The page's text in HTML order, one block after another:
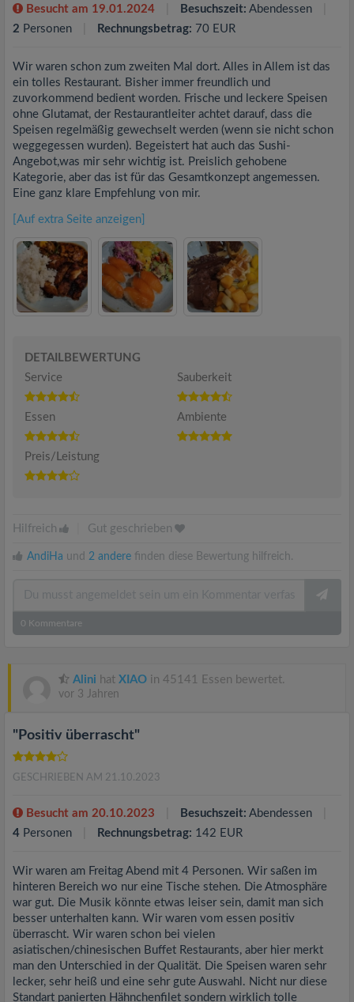
Besucht am 19.01.2024 Besuchszeit: Abendessen
2 Personen Rechnungsbetrag: 70 EUR
Wir waren schon zum zweiten Mal dort. Alles in Allem ist das
ein tolles Restaurant. Bisher immer freundlich und
zuvorkommend bedient worden. Frische und leckere Speisen
ohne Glutamat, der Restaurantleiter achtet darauf, dass die
Speisen regelmäßig gewechselt werden (wenn sie nicht schon
weggegessen wurden). Begeistert hat auch das Sushi-
Angebot,was mir sehr wichtig ist. Preislich gehobene
Kategorie, aber das ist für das Gesamtkonzept angemessen.
Eine ganz klare Empfehlung von mir.
[Auf extra Seite anzeigen]
DETAILBEWERTUNG
Service
Sauberkeit
Essen Ambiente
Preis/Leistung
Hilfreich Gut geschrieben
AndiHa und 2 andere finden diese Bewertung hilfreich.
0 Kommentare
Alini hat XIAO in 45141 Essen bewertet.
vor 3 Jahren
"Positiv überrascht"
GESCHRIEBEN AM 21.10.2023
Besucht am 20.10.2023 Besuchszeit: Abendessen
4 Personen Rechnungsbetrag: 142 EUR
Wir waren am Freitag Abend mit 4 Personen. Wir saßen im
hinteren Bereich wo nur eine Tische stehen. Die Atmosphäre
war gut. Die Musik könnte etwas leiser sein, damit man sich
besser unterhalten kann. Wir waren vom essen positiv
überrascht. Wir waren schon bei vielen
asiatischen/chinesischen Buffet Restaurants, aber hier merkt
man den Unterschied in der Qualität. Die Speisen waren sehr
lecker, sehr heiß und eine sehr gute Auswahl. Nicht nur diese
Standart panierten Hähnchenfilet sondern wirklich tolle